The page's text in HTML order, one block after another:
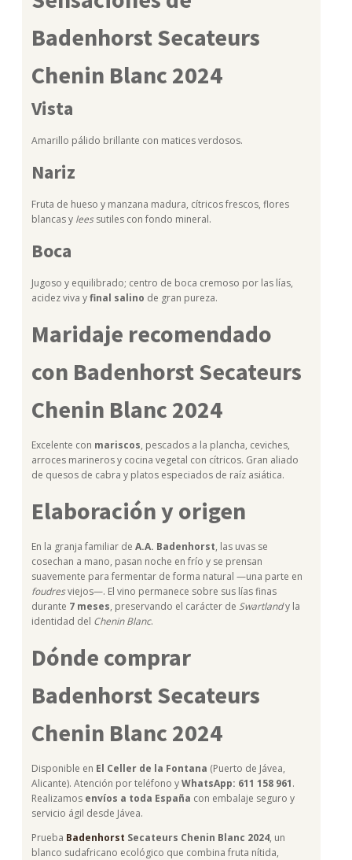
Badenhorst Secateurs
Chenin Blanc 2024
Vista
Amarillo pálido brillante con matices verdosos.
Nariz
Fruta de hueso y manzana madura, cítricos frescos, flores
blancas y leessutiles con fondo mineral.
Boca
Jugoso y equilibrado; centro de boca cremoso por las lías,
acidez viva yfinal salino de gran pureza.
Maridaje recomendado
con Badenhorst Secateurs
Chenin Blanc 2024
Excelente con mariscos, pescados a la plancha, ceviches,
arroces marineros y cocina vegetal con cítricos. Gran aliado
de quesos de cabra y platos especiados de raíz asiática.
Elaboración y origen
En la granja familiar de A.A. Badenhorst, las uvas se
cosechan a mano, pasan noche en frío y se prensan
suavemente para fermentar de forma natural —una parte en
foudresviejos—. El vino permanece sobre sus lías finas
durante 7 meses, preservando el carácter de Swartlandy la
identidad del Chenin Blanc.
Dónde comprar
Badenhorst Secateurs
Chenin Blanc 2024
Disponible en El Celler de la Fontana (Puerto de Jávea,
Alicante). Atención por teléfono yWhatsApp: 611 158 961.
Realizamos envíos a toda España con embalaje seguro y
servicio ágil desde Jávea.
Prueba Badenhorst Secateurs Chenin Blanc 2024, un
blanco sudafricano ecológico que combina fruta nítida,